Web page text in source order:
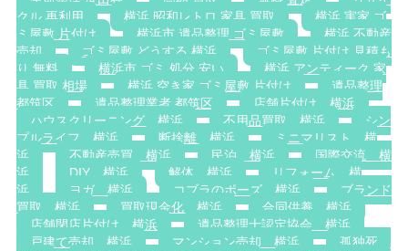
クル 再利用
横浜 昭和レトロ 家具 買取
横浜 実家 ゴ
ミ屋敷 片付け
横浜市 遺品整理 ゴミ屋敷
横浜 不動産
売却
ゴミ屋敷 どうする 横浜
ゴミ屋敷 片付け 見積も
り 無料
横浜市 ゴミ 処分 安い
横浜 アンティーク 家
具 買取 相場
横浜 空き家 ゴミ屋敷 片付け
遺品整理
都筑区
遺品整理業者 都筑区
店舗片付け 横浜
ハウスクリーニング 横浜
不用品買取 横浜
シン
プルライフ 横浜
断捨離 横浜
ミニマリスト 横
浜
不動産売買 横浜 民泊 横浜
国際交流 横
浜
DIY 横浜 解体 横浜
リフォーム 横
浜
ヨガ 横浜 コブラのポーズ 横浜
ブランド
買取 横浜
買取現金化 横浜
合同供養 横浜
店舗閉店片付け 横浜
遺品整理士認定協会 横浜
戸建て売却 横浜
マンション売却 横浜
孤独死